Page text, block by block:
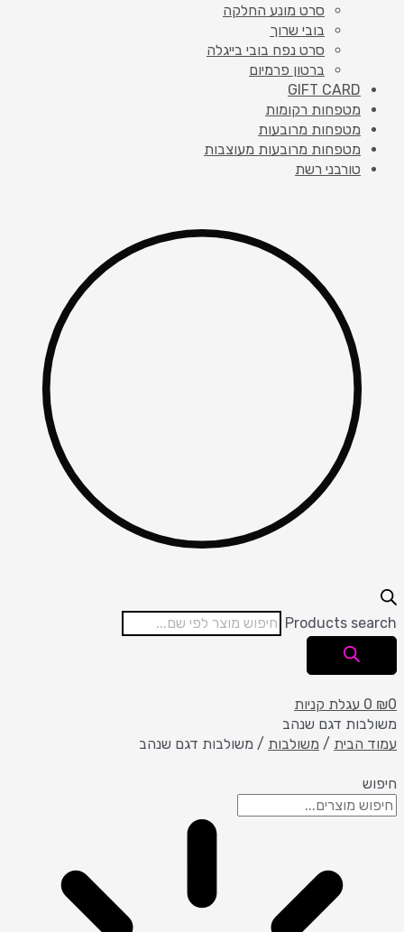
סרט מונע החלקה
בובי שרוך
סרט נפח בובי בייגלה
ברטון פרמיום
GIFT CARD
מטפחות רקומות
מטפחות מרובעות
מטפחות מרובעות מעוצבות
טורבני רשת
Products search
₪0
0 עגלת קניות
משולבות דגם שנהב
עמוד הבית / משולבות / משולבות דגם שנהב
חיפוש